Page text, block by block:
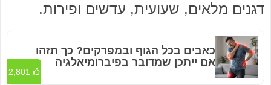
דגנים מלאים, שעועית, עדשים ופירות.
כאבים בכל הגוף ובמפרקים? כך תזהו
אם ייתכן שמדובר בפיברומיאלגיה
2,801